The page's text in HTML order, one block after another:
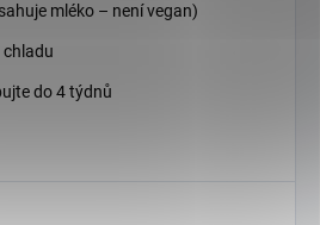
mléko – není vegan)
chladu
do 4 týdnů